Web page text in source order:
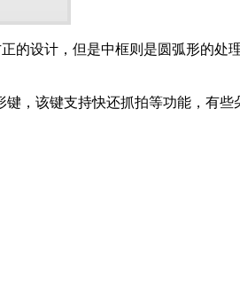
的设计，但是中框则是圆弧形的处
，该键支持快还抓拍等功能，有些